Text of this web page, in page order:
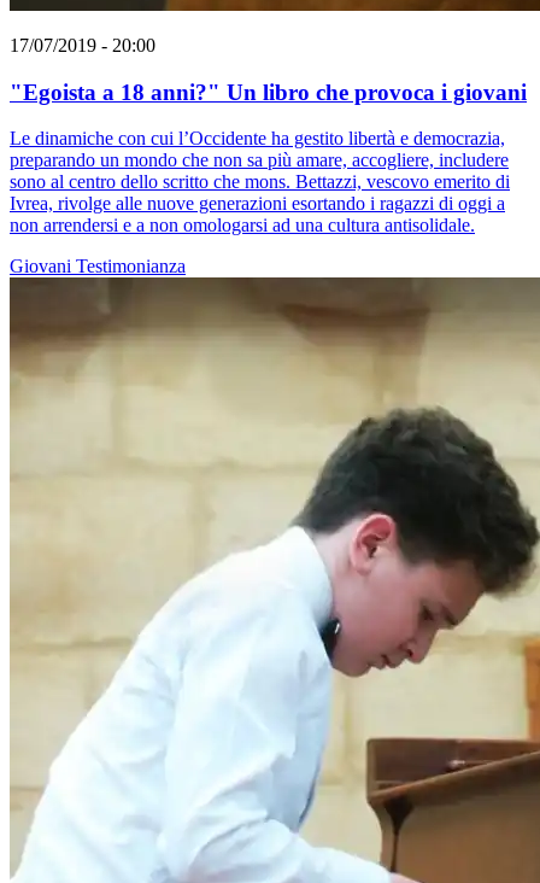
17/07/2019 - 20:00
"Egoista a 18 anni?" Un libro che provoca i giovani
Le dinamiche con cui l’Occidente ha gestito libertà e democrazia,
preparando un mondo che non sa più amare, accogliere, includere
sono al centro dello scritto che mons. Bettazzi, vescovo emerito di
Ivrea, rivolge alle nuove generazioni esortando i ragazzi di oggi a
non arrendersi e a non omologarsi ad una cultura antisolidale.
Giovani Testimonianza